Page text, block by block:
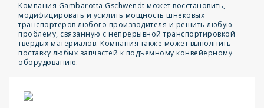
Компания Gambarotta Gschwendt может восстановить,
модифицировать и усилить мощность шнековых
транспортеров любого производителя и решить любую
проблему, связанную с непрерывной транспортировкой
твердых материалов. Компания также может выполнить
поставку любых запчастей к подъемному конвейерному
оборудованию.